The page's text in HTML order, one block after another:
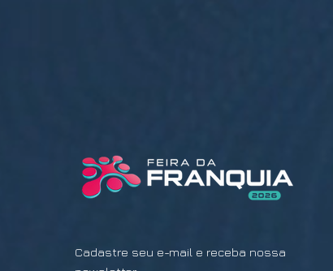
Cadastre seu e-mail e receba nossa